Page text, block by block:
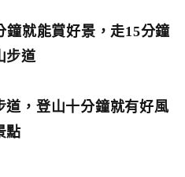
鐘就能賞好景，走15分鐘
步道
道，登山十分鐘就有好風
點